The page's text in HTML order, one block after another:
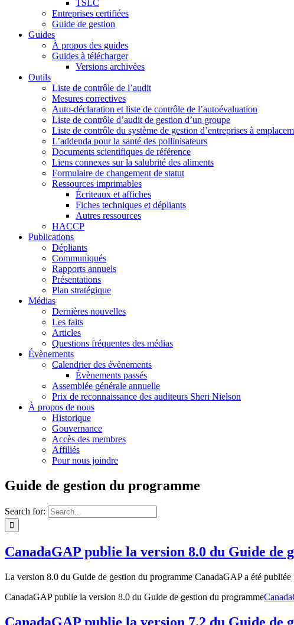
TSLC
Entreprises certifiées
Guide de gestion
Guides
À propos des guides
Guides à télécharger
Versions archivées
Outils
Liste de contrôle de l’audit
Mesures correctives
Auto-déclaration et liste de contrôle de l’autoévaluation
Liste de contrôle d’audit de gestion d’un groupe
Liste de contrôle du système de gestion d’entreprises à
L’addenda pour la santé des pollinisateurs
Documents scientifiques de référence
Liens connexes sur la salubrité des aliments
Formulaire de changement de statut
Ressources imprimables
Écriteaux et affiches
Fiches techniques et dépliants
Autres ressources
HACCP
Publications
Dépliants
Communiqués
Rapports annuels
Présentations
Plan stratégique
Médias
Dernières nouvelles
Les faits
Articles
Questions fréquentes des médias
Évènements
Calendrier des évènements
Évènements passés
Assemblée générale annuelle
Prix de reconnaissance des auditeurs Sheri Nielson
À propos de nous
Historique
Gouvernance
Accès des membres
Affiliés
Pour nous joindre
Guide de gestion du programme
Search for:
CanadaGAP publie la version 8.0 du Guide de
La version 8.0 du Guide de gestion du programme CanadaGAP a été
CanadaGAP publie la version 8.0 du Guide de gestion du programme
CanadaGAP publie la version 7.2 du Guide de